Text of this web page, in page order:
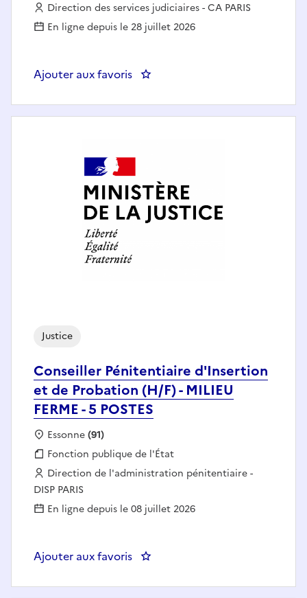
Employeur :
Direction des services judiciaires - CA PARIS
En ligne depuis le 28 juillet 2026
Ajouter aux favoris : Adjointe administrative /
Conseiller Pénitentiaire d'Insertion
et de Probation (H/F) - MILIEU
FERME - 5 POSTES
Justice
Localisation :
Essonne(91)
Fonction publique :
Fonction publique de l'État
Employeur :
Direction de l'administration pénitentiaire -
DISP PARIS
En ligne depuis le 08 juillet 2026
Ajouter aux favoris : Conseiller Pénitentiaire